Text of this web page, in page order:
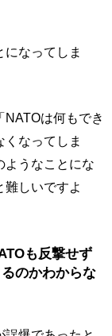
なってしま
は何もでき
なってしま
ようなことにな
難しいですよ
も反撃せず
のかわからな